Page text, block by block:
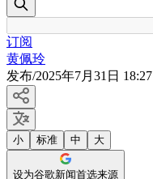
订阅
黄佩玲
发布/2025年7月31日 18:27
小 标准 中 大
设为谷歌新闻首选来源